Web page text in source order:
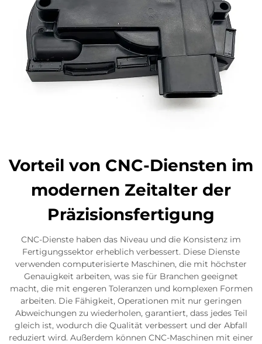
Kontaktieren Sie uns
Vorteil von CNC-Diensten im
modernen Zeitalter der
Präzisionsfertigung
CNC-Dienste haben das Niveau und die Konsistenz im
Fertigungssektor erheblich verbessert. Diese Dienste
verwenden computerisierte Maschinen, die mit höchster
Genauigkeit arbeiten, was sie für Branchen geeignet
macht, die mit engeren Toleranzen und komplexen Formen
arbeiten. Die Fähigkeit, Operationen mit nur geringen
Abweichungen zu wiederholen, garantiert, dass jedes Teil
gleich ist, wodurch die Qualität verbessert und der Abfall
reduziert wird. Außerdem können CNC-Maschinen mit einer